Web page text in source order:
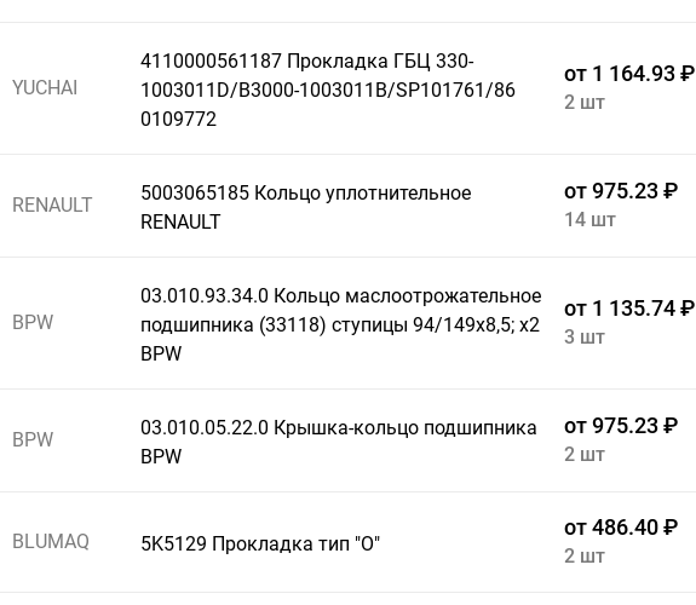
YUCHAI
4110000561187 Прокладка ГБЦ 330-
1003011D/B3000-1003011B/SP101761/86
0109772
от 1 164.93 ₽
2 шт
RENAULT
5003065185 Кольцо уплотнительное
RENAULT
от 975.23 ₽
14 шт
BPW
03.010.93.34.0 Кольцо маслоотрожательное
подшипника (33118) ступицы 94/149х8,5; х2
BPW
от 1 135.74 ₽
3 шт
BPW
03.010.05.22.0 Крышка-кольцо подшипника
BPW
от 975.23 ₽
2 шт
BLUMAQ 5K5129 Прокладка тип "О"
от 486.40 ₽
2 шт